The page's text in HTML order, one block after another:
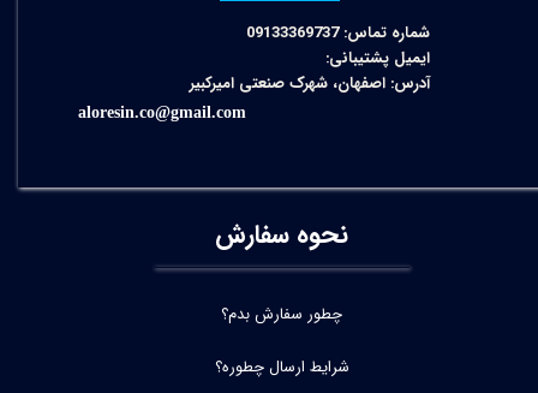
شماره تماس: 09133369737
ایمیل پشتیبانی:
آدرس: اصفهان، شهرک صنعتی امیرکبیر
aloresin.co@gmail.com
نحوه سفارش
چطور سفارش بدم؟
شرایط ارسال چطوره؟